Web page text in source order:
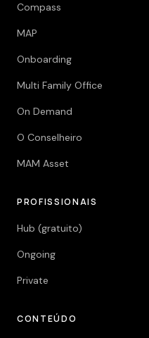
Compass
MAP
Onboarding
Multi Family Office
On Demand
O Conselheiro
MAM Asset
PROFISSIONAIS
Hub (gratuito)
Ongoing
Private
CONTEÚDO